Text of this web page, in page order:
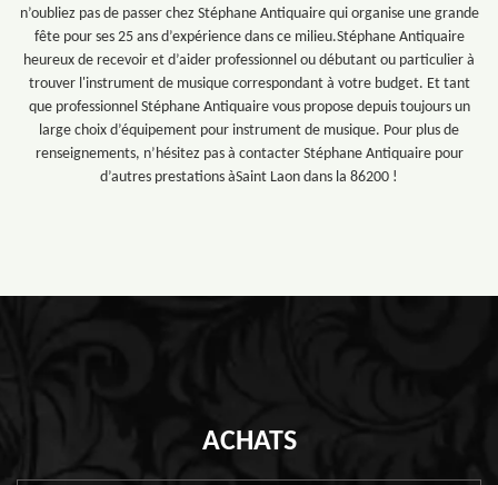
n’oubliez pas de passer chez Stéphane Antiquaire qui organise une grande
fête pour ses 25 ans d’expérience dans ce milieu.Stéphane Antiquaire
heureux de recevoir et d’aider professionnel ou débutant ou particulier à
trouver l'instrument de musique correspondant à votre budget. Et tant
que professionnel Stéphane Antiquaire vous propose depuis toujours un
large choix d’équipement pour instrument de musique. Pour plus de
renseignements, n’hésitez pas à contacter Stéphane Antiquaire pour
d’autres prestations àSaint Laon dans la 86200 !
ACHATS